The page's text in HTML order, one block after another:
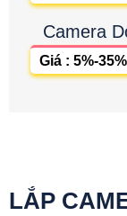
Camera
Giá : 5%-35%
LẮP